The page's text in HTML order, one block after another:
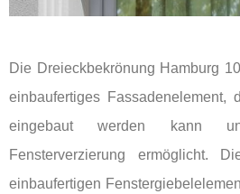
Die Dreieckbekrönung Hamburg
einbaufertiges Fassadenelement,
eingebaut werden kann
Fensterverzierung ermöglicht.
einbaufertigen